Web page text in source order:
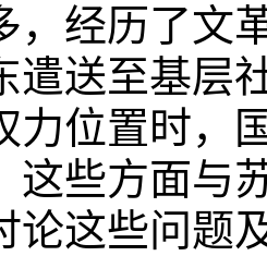
，经历了文
遣送至基层
力位置时，
这些方面与
论这些问题